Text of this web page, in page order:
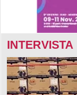
INTERVISTA